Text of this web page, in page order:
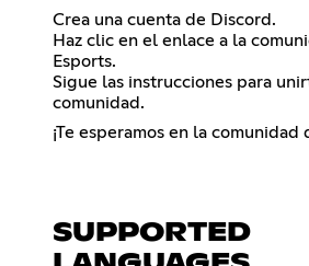
Crea una cuenta de Discord.
Haz clic en el enlace a la
Esports.
Sigue las instrucciones para
comunidad.
¡Te esperamos en la comunidad
SUPPORTED